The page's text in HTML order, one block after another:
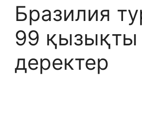
Бразилия
99 қызықты
деректер